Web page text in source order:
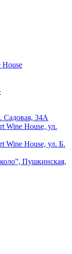
House
Садовая, 34А
Wine House, ул.
Wine House, ул. Б.
Пушкинская,